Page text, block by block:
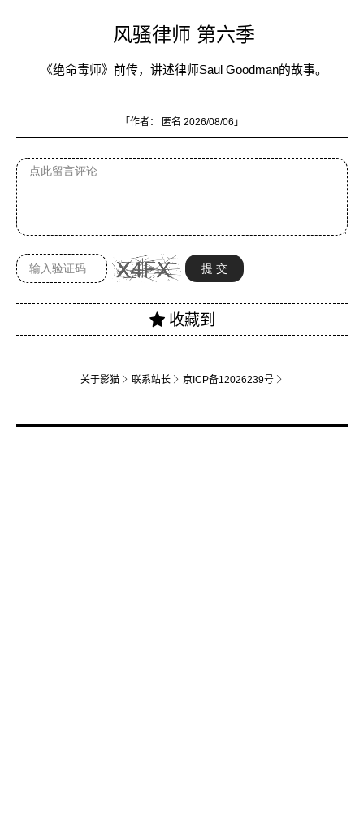
风骚律师 第六季
《绝命毒师》前传，讲述律师Saul Goodman的故事。
「作者： 匿名 2026/08/06」
关于影猫 联系站长 京ICP备12026239号